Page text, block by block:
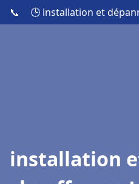
📞 🕒 installation et
installation